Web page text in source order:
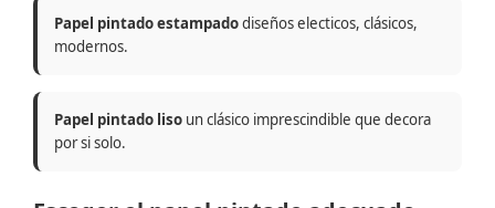
Papel pintado estampadodiseños electicos, clásicos,
modernos.
Papel pintado liso un clásico imprescindible que decora
por si solo.